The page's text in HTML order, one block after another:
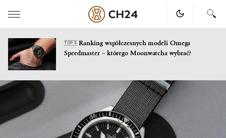
Skip
TOP 5Ranking współczesnych modeli Omega
Speedmaster – którego Moonwatcha wybrać?